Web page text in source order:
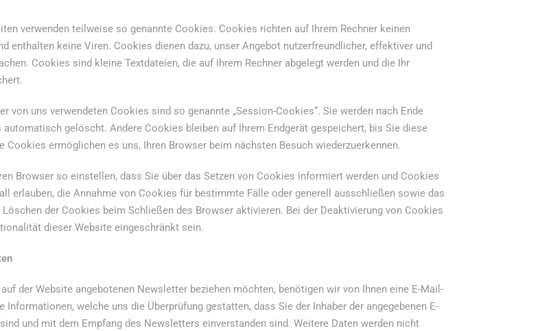
verwenden teilweise so genannte Cookies. Cookies richten auf Ihrem Rechner keinen
enthalten keine Viren. Cookies dienen dazu, unser Angebot nutzerfreundlicher, effektiver und
Cookies sind kleine Textdateien, die auf Ihrem Rechner abgelegt werden und die Ihr
von uns verwendeten Cookies sind so genannte „Session-Cookies“. Sie werden nach Ende
automatisch gelöscht. Andere Cookies bleiben auf Ihrem Endgerät gespeichert, bis Sie diese
Cookies ermöglichen es uns, Ihren Browser beim nächsten Besuch wiederzuerkennen.
Browser so einstellen, dass Sie über das Setzen von Cookies informiert werden und Cookies
erlauben, die Annahme von Cookies für bestimmte Fälle oder generell ausschließen sowie das
der Cookies beim Schließen des Browser aktivieren. Bei der Deaktivierung von Cookies
dieser Website eingeschränkt sein.
der Website angebotenen Newsletter beziehen möchten, benötigen wir von Ihnen eine E-Mail-
Informationen, welche uns die Überprüfung gestatten, dass Sie der Inhaber der angegebenen E-
und mit dem Empfang des Newsletters einverstanden sind. Weitere Daten werden nicht